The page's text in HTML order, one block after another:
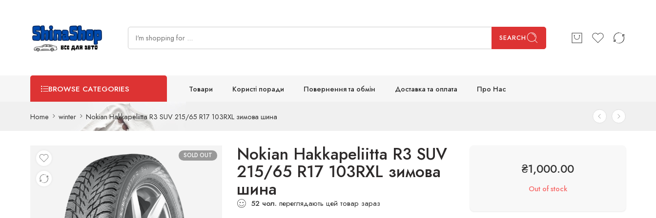
SEARCH
BROWSE CATEGORIES Товари Користі поради Повернення та обмін Доставка та оплата Про Нас
Home winter Nokian Hakkapeliitta R3 SUV 215/65 R17 103RXL зимова шина
SOLD OUT Nokian Hakkapeliitta R3 SUV
215/65 R17 103RXL зимова
шина
52 чол. переглядають цей товар зараз
₴1,000.00
Out of stock